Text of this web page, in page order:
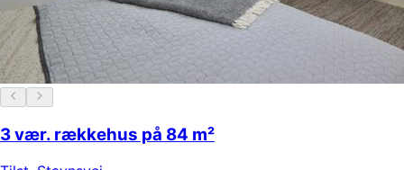
3 vær. rækkehus på 84 m²